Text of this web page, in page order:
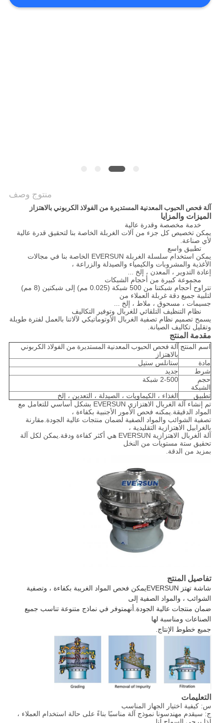
اطلب
منتوج وصف
آلة فحص الحبوب المعدنية المستديرة من الفولاذ الكربوني بالاهتزاز
الميزات والمزايا
خدمة مخصصة وقدرة عالية
يمكن تخصيص كل جزء من آلات الغربلة الخاصة بنا لتحقيق قدرة عالية
لأي صناعة.
تطبيق واسع
يمكن استخدام سلسلة الغربلة EVERSUN الخاصة بنا في مجالات
الأغذية والمشروبات والكيمياء والصيدلة والزراعة ،
إعادة التدوير ، المعدن ، إلخ ...
مجموعة كبيرة من أحجام الشبكات
تتراوح أحجام شبكتنا من 500 شبكة (0.025 مم) إلى شبكتين (8 مم)
لتلبية جميع دقة غربلة العملاء من
جسيمات ، مسحوق ، ملاط ​​، إلخ ...
نظام التنظيف التلقائي للغربال وتوفير التكاليف
يسمح تصميم نظام تصفية الغربال الأوتوماتيكي لآلاتنا بالعمل لفترة طويلة
وتقليل تكاليف الصيانة.
مقدمة المنتج
اسم المنتج آلة فحص الحبوب المعدنية المستديرة من الفولاذ الكربوني
بالاهتزاز
مادة
ستانلس ستيل
شرط
جديد
حجم
الشبكة
2-500 شبكة
تطبيق
الغذاء ، الكيماويات ، الصيدلة ، التعدين ، إلخ
تم إنشاء آلة الغربال الاهتزازي EVERSUN بشكل أساسي للتعامل مع
المواد الدقيقة.يمكنه فحص الأمور الأجنبية بكفاءة ،
تصفية الشوائب والمواد الصفية لضمان منتجات عالية الجودة.مقارنة
بالغرابيل الاهتزازية التقليدية ،
آلة الغربال الاهتزازية EVERSUN هي أكثر كفاءة ودقة.يمكن لكل آلة
تحقيق ستة مستويات من النخل
بمزيد من الدقة.
تفاصيل المنتج
شاشة تهتز EVERSUN
يمكن فحص المواد الغريبة بكفاءة ، وتصفية
الشوائب ، والمواد الصفية إلى
ضمان منتجات عالية الجودة.أنهمتوفر في نماذج متنوعة تناسب جميع
الصناعات ومناسبة لها
جميع خطوط الإنتاج.
التعليمات
س: كيفية اختيار الجهاز المناسب
ج: سيقدم مهندسونا نموذج آلة مناسبًا بناءً على حالة استخدام العملاء ،
لذا يرجى السماح لنا